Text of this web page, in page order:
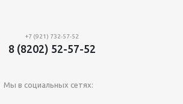
+7 (921) 732-57-52
8 (8202) 52-57-52
Мы в социальных сетях: